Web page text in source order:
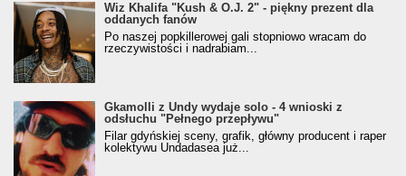
Wiz Khalifa "Kush & O.J. 2" - piękny prezent dla
oddanych fanów
Po naszej popkillerowej gali stopniowo wracam do
rzeczywistości i nadrabiam...
Gkamolli z Undy wydaje solo - 4 wnioski z
odsłuchu "Pełnego przepływu"
Filar gdyńskiej sceny, grafik, główny producent i raper
kolektywu Undadasea już...